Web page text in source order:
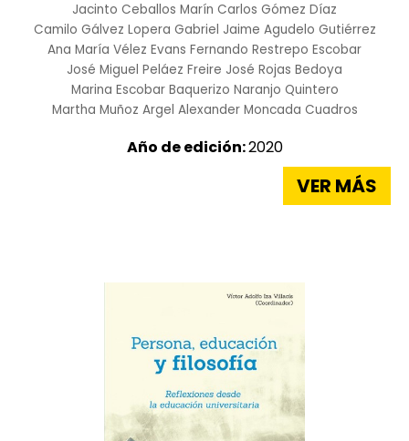
Jacinto Ceballos Marín Carlos Gómez Díaz
Camilo Gálvez Lopera Gabriel Jaime Agudelo Gutiérrez
Ana María Vélez Evans Fernando Restrepo Escobar
José Miguel Peláez Freire José Rojas Bedoya
Marina Escobar Baquerizo Naranjo Quintero
Martha Muñoz Argel Alexander Moncada Cuadros
Año de edición:2020
VER MÁS